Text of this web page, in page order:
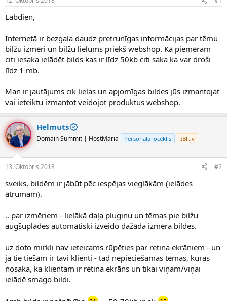
n
a
u
s
ā
c
ē
a
s
Labdien,
Internetā ir bezgala daudz pretrunīgas informācijas par tēmu
bilžu izmēri un bilžu lielums priekš webshop. Kā piemēram
citi iesaka ielādēt bilds kas ir līdz 50kb citi saka ka var droši
līdz 1 mb.
Man ir jautājums cik lielas un apjomīgas bildes jūs izmantojat
vai ieteiktu izmantot veidojot produktus webshop.
Helmuts
Domain Summit | HostMaria Personāla loceklis IBF.lv
13. Oktobris 2018 #2
sveiks, bildēm ir jābūt pēc iespējas vieglākām (ielādes
ātrumam).
.. par izmēriem - lielākā daļa pluginu un tēmas pie bilžu
augšuplādes automātiski izveido dažāda izmēra bildes.
uz doto mirkli nav ieteicams rūpēties par retina ekrāniem - un
ja tie tiešām ir tavi klienti - tad nepieciešamas tēmas, kuras
nosaka, ka klientam ir retina ekrāns un tikai viņam/viņai
ielādē smago bildi.